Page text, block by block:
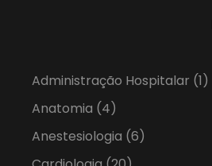
Administração Hospitalar (1)
Anatomia (4)
Anestesiologia (6)